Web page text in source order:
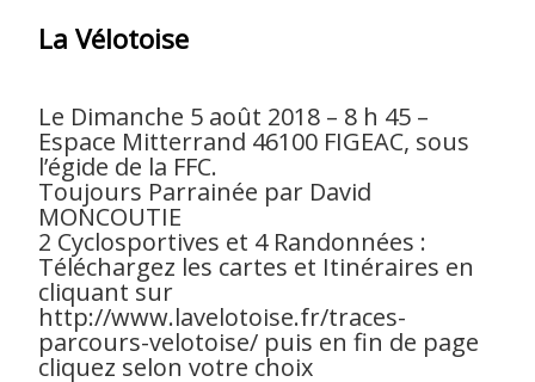
La Vélotoise
Le Dimanche 5 août 2018 – 8 h 45 –
Espace Mitterrand 46100 FIGEAC, sous
l’égide de la FFC.
Toujours Parrainée par David
MONCOUTIE
2 Cyclosportives et 4 Randonnées :
Téléchargez les cartes et Itinéraires en
cliquant sur
http://www.lavelotoise.fr/traces-
parcours-velotoise/ puis en fin de page
cliquez selon votre choix